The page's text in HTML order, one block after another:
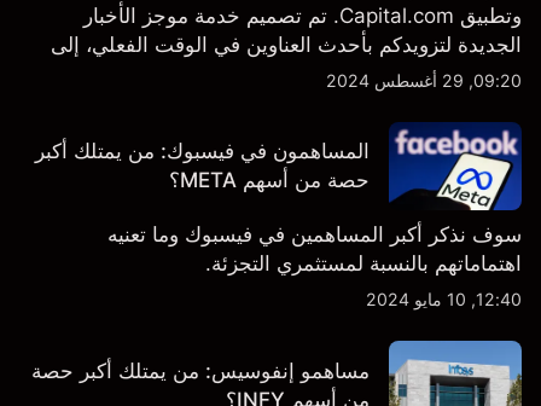
وتطبيق Capital.com. تم تصميم خدمة موجز الأخبار
الجديدة لتزويدكم بأحدث العناوين في الوقت الفعلي، إلى
جانب قصص إخبارية مخصصة وتقارير تحليلية متعمقة - وكل
بالضبط.
09:20, 29 أغسطس 2024
المساهمون في فيسبوك: من يمتلك أكبر
حصة من أسهم META؟
سوف نذكر أكبر المساهمين في فيسبوك وما تعنيه
اهتماماتهم بالنسبة لمستثمري التجزئة.
12:40, 10 مايو 2024
مساهمو إنفوسيس: من يمتلك أكبر حصة
من أسهم INFY؟